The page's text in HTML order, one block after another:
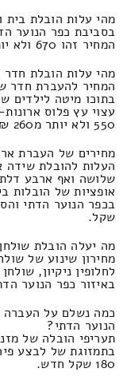
מהי עלות הובלת בית
בסביבת כפר הנוער
המחיר זהו 670 ולא יותר מ250 שקל.
מהי עלות הובלת חדר
המחיר להעברת חדר
בתוכו מיטה לילדים
עצוי עץ פלוס
550 ולא יותר מ260 ₪.
מחירים של העברת
שלושה ואף ארבע
אופציות של הובלות
שקל.
מה יעלה הובלת
מחירון שינוע של
לחלופין ניקיון,
באיזור כפר הנוער הדתי התמחור
כמה נשלם על העברה
הנוער הדתי?
180 שקל חדש.